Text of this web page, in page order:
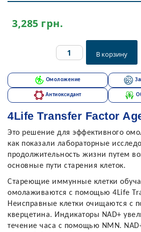
3,285 грн.
Transfer
Factor
AgePro
quantity
В корзину
Омоложение
Антиоксидант
4Life Transfer Factor
Это решение для эффективного
как показали лабораторные
продолжительность жизни путем
основные пути старения клеток.
Стареющие иммунные клетки
омолаживаются с помощью 4Life
Неисправные клетки очищаются с
кверцетина. Индикаторы NAD+
течение часа с помощью NMN.